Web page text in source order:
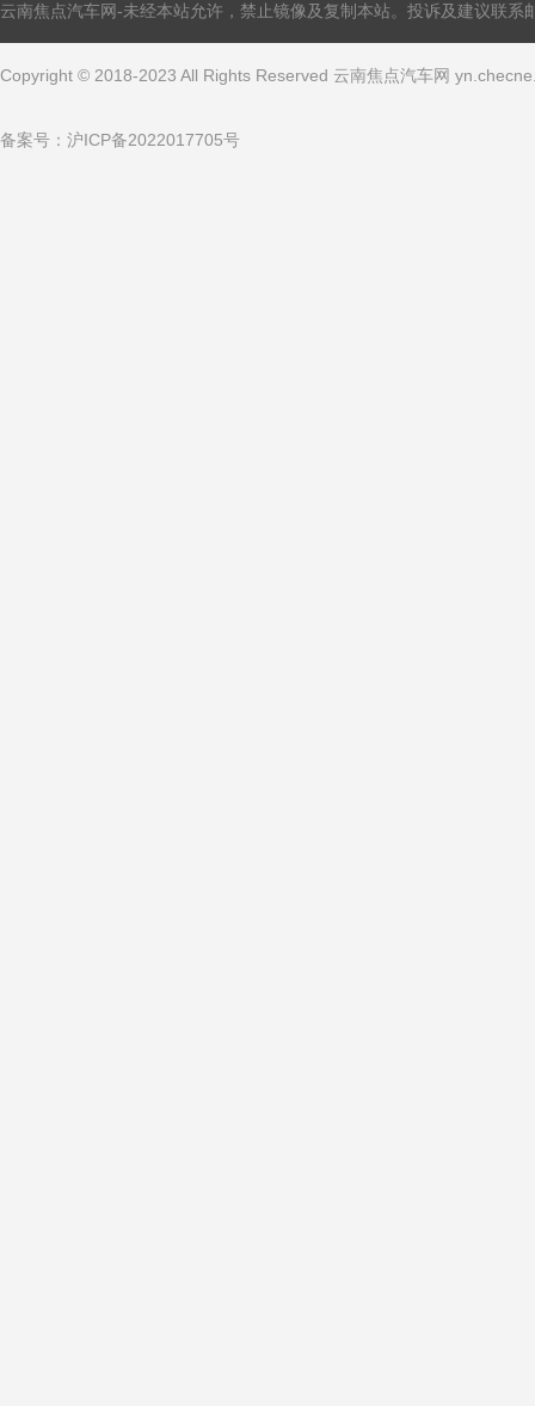
云南焦点汽车网-未经本站允许，禁止镜像及复制本站。投诉及建议联
Copyright © 2018-2023 All Rights Reserved 云南焦点汽车网
备案号： 沪ICP备2022017705号